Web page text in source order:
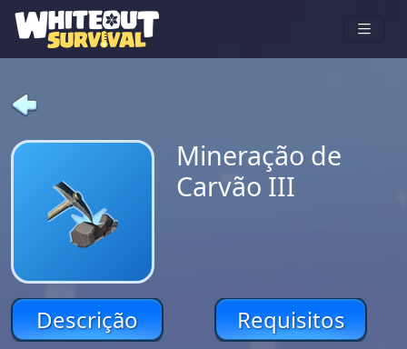
Mineração de
Carvão III
Descrição Requisitos